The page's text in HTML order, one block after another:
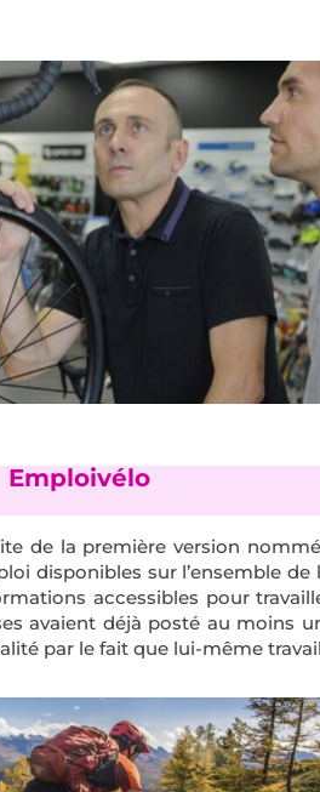
Emploivélo
de la première version
disponibles sur l’ensemble de
accessibles pour
avaient déjà posté au moins
par le fait que lui-même